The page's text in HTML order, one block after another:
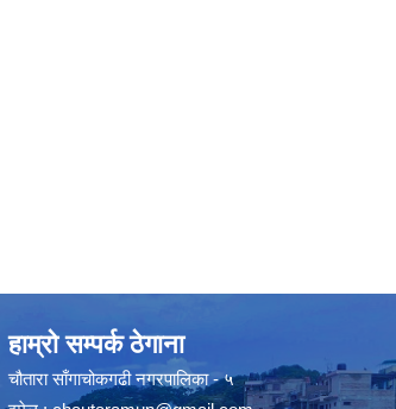
हाम्रो सम्पर्क ठेगाना
चौतारा साँगाचोकगढी नगरपालिका - ५